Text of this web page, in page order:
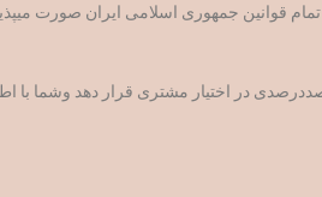
در اختیار مشتری قرار دهد وشما با